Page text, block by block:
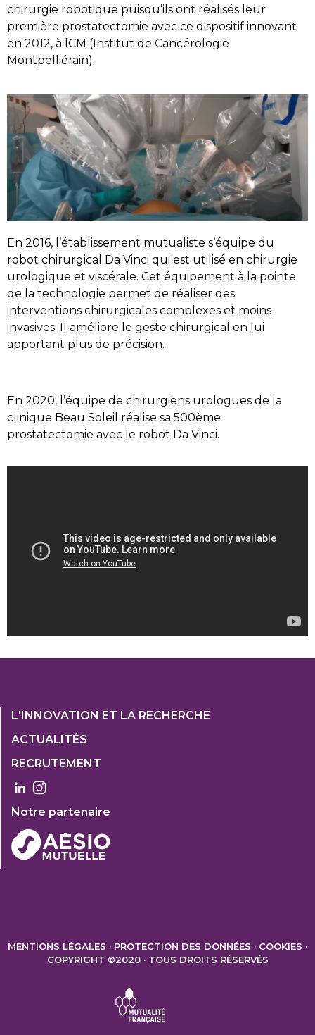
chirurgie robotique puisqu’ils ont réalisés leur
première prostatectomie avec ce dispositif innovant
en 2012, à lCM (Institut de Cancérologie
Montpelliérain).
En 2016, l’établissement mutualiste s’équipe du
robot chirurgical Da Vinci qui est utilisé en chirurgie
urologique et viscérale. Cet équipement à la pointe
de la technologie permet de réaliser des
interventions chirurgicales complexes et moins
invasives. Il améliore le geste chirurgical en lui
apportant plus de précision.
En 2020, l’équipe de chirurgiens urologues de la
clinique Beau Soleil réalise sa 500ème
prostatectomie avec le robot Da Vinci.
Footer
1
Col
3
L'INNOVATION ET LA RECHERCHE
ACTUALITÉS
RECRUTEMENT
Notre partenaire
MENTIONS LÉGALES PROTECTION DES DONNÉES
COOKIES
COPYRIGHT ©2020 · TOUS DROITS RÉSERVÉS